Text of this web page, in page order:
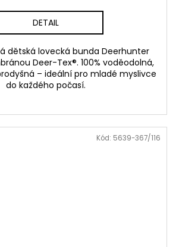
DETAIL
dětská lovecká bunda Deerhunter
Deer-Tex®. 100% voděodolná,
– ideální pro mladé myslivce
do každého počasí.
Kód: 5639-367/116